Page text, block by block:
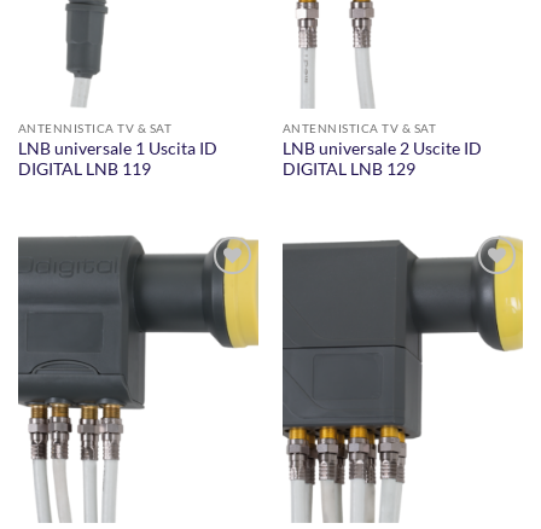
ANTENNISTICA TV & SAT
LNB universale 1 Uscita ID
DIGITAL LNB 119
ANTENNISTICA TV & SAT
LNB universale 2 Uscite ID
DIGITAL LNB 129
AGGIUNGI
LISTA DEI
LISTA DEI